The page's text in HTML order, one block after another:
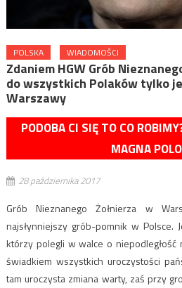
POLSKA WIADOMOŚCI
Zdaniem HGW Grób
do wszystkich Polaków tylko
Warszawy
PODOBA CI SIĘ TO CO
MAGNA
28 października 2017
Grób Nieznanego Żołnierza w
najsłynniejszy grób-pomnik w Polsce.
którzy polegli w walce o niepodległość
świadkiem wszystkich uroczystości
tam uroczysta zmiana warty, zaś przy